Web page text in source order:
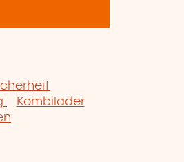
Kombilader